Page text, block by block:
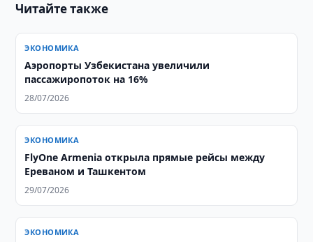
Читайте также
ЭКОНОМИКА
Аэропорты Узбекистана увеличили
пассажиропоток на 16%
28/07/2026
ЭКОНОМИКА
FlyOne Armenia открыла прямые рейсы между
Ереваном и Ташкентом
29/07/2026
ЭКОНОМИКА